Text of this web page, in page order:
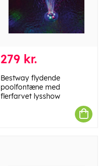
279 kr.
Bestway flydende
poolfontæne med
flerfarvet lysshow